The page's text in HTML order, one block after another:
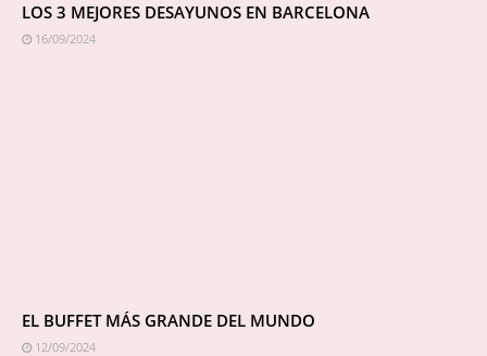
LOS 3 MEJORES DESAYUNOS EN BARCELONA
16/09/2024
EL BUFFET MÁS GRANDE DEL MUNDO
12/09/2024